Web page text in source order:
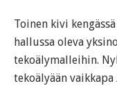
Toinen kivi
hallussa oleva
tekoälymalleihin.
tekoälyään vaikkapa